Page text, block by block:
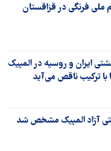
ملی فرنگی در قزاقستان
ایران و روسیه در المپیک
با ترکیب ناقص می‌آید